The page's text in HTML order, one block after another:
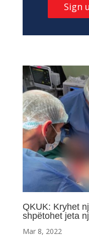
Sign
QKUK: Kryhet
shpëtohet jeta
Mar 8, 2022